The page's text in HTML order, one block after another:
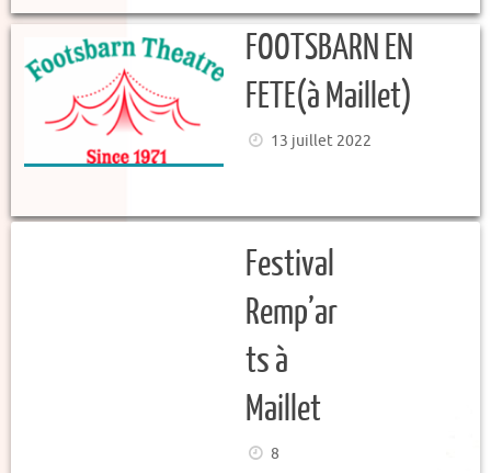
FOOTSBARN EN
FETE(à Maillet)
13 juillet 2022
Festival
Remp’ar
ts à
Maillet
8